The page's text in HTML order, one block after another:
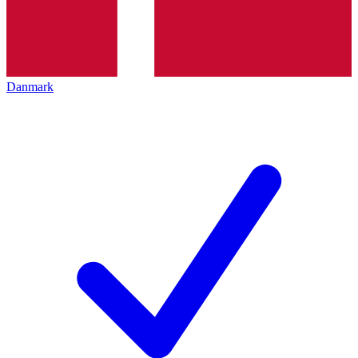
Danmark